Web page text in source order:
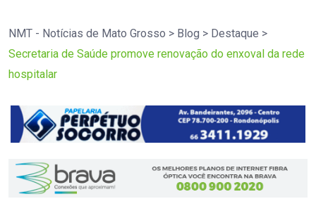
NMT - Notícias de Mato Grosso > Blog > Destaque >
Secretaria de Saúde promove renovação do enxoval da rede
hospitalar